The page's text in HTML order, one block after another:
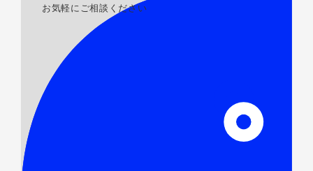
お気軽にご相談ください